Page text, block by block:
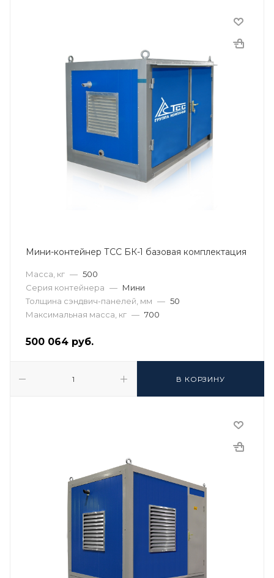
Мини-контейнер ТСС БК-1 базовая комплектация
Масса, кг — 500
Серия контейнера — Мини
Толщина сэндвич-панелей, мм — 50
Максимальная масса, кг — 700
500 064 руб.
В КОРЗИНУ